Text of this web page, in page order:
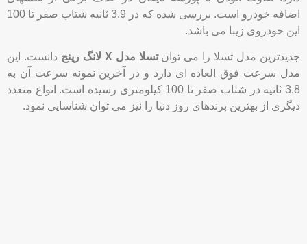
دیگری از بهترین برندهای روز دنیا را نیز می توان شناسایی نمود.